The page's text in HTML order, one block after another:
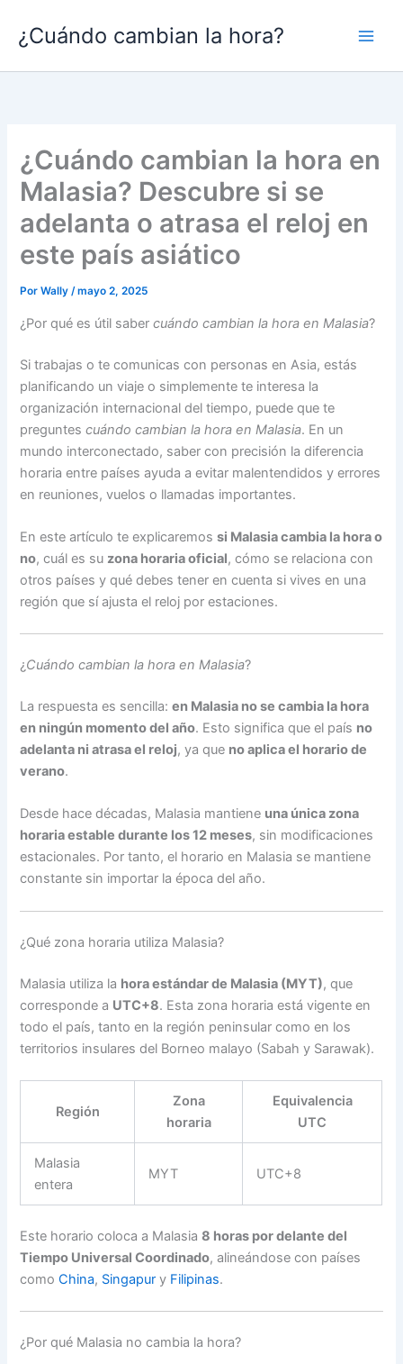
contenido
¿Cuándo cambian la hora?
¿Cuándo cambian la hora en
Malasia? Descubre si se
adelanta o atrasa el reloj en
este país asiático
PorWally/mayo 2, 2025
¿Por qué es útil sabercuándo cambian la hora en Malasia?
Si trabajas o te comunicas con personas en Asia, estás
planificando un viaje o simplemente te interesa la
organización internacional del tiempo, puede que te
preguntescuándo cambian la hora en Malasia. En un
mundo interconectado, saber con precisión la diferencia
horaria entre países ayuda a evitar malentendidos y errores
en reuniones, vuelos o llamadas importantes.
En este artículo te explicaremossi Malasia cambia la hora o
no, cuál es su zona horaria oficial, cómo se relaciona con
otros países y qué debes tener en cuenta si vives en una
región que sí ajusta el reloj por estaciones.
¿Cuándo cambian la hora en Malasia?
La respuesta es sencilla:en Malasia no se cambia la hora
en ningún momento del año. Esto significa que el país no
adelanta ni atrasa el reloj, ya que no aplica el horario de
verano.
Desde hace décadas, Malasia mantiene una única zona
horaria estable durante los 12 meses, sin modificaciones
estacionales. Por tanto, el horario en Malasia se mantiene
constante sin importar la época del año.
¿Qué zona horaria utiliza Malasia?
Malasia utiliza la hora estándar de Malasia (MYT), que
corresponde a UTC+8. Esta zona horaria está vigente en
todo el país, tanto en la región peninsular como en los
territorios insulares del Borneo malayo (Sabah y Sarawak).
Región
Zona
horaria
Equivalencia
UTC
Malasia
entera
MYT UTC+8
Este horario coloca a Malasia8 horas por delante del
Tiempo Universal Coordinado, alineándose con países
comoChina, Singapur y Filipinas.
¿Por qué Malasia no cambia la hora?